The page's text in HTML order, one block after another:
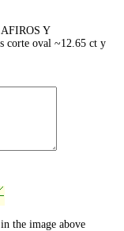
Y
oval ~12.65 ct y
the image above